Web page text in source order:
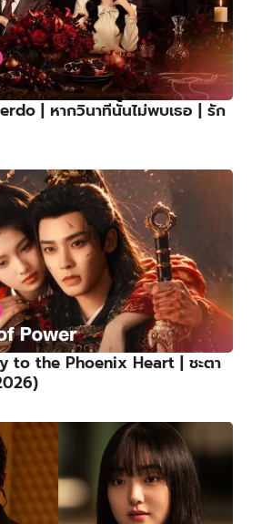
| หากวินาทีนั้นไม่พบเธอ | รัก
to the Phoenix Heart | ชะตา